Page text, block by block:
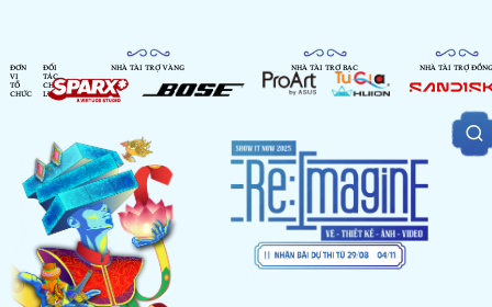
ĐƠN
VỊ
TỔ
CHỨC
ĐỐI
TÁC
CHIẾN
LƯỢC
NHÀ TÀI TRỢ VÀNG NHÀ TÀI TRỢ BẠC NHÀ TÀI TRỢ ĐỒNG